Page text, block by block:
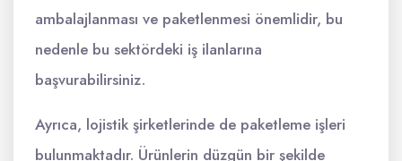
ambalajlanması ve paketlenmesi önemlidir, bu
nedenle bu sektördeki iş ilanlarına
başvurabilirsiniz.
Ayrıca, lojistik şirketlerinde de paketleme işleri
bulunmaktadır. Ürünlerin düzgün bir şekilde